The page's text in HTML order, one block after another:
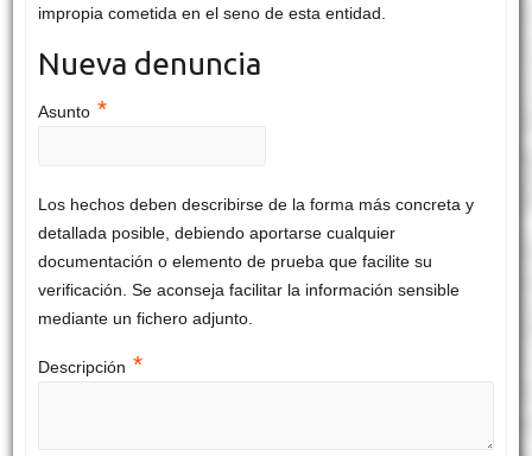
impropia cometida en el seno de esta entidad.
Nueva denuncia
Asunto *
Los hechos deben describirse de la forma más concreta y
detallada posible, debiendo aportarse cualquier
documentación o elemento de prueba que facilite su
verificación. Se aconseja facilitar la información sensible
mediante un fichero adjunto.
Descripción *